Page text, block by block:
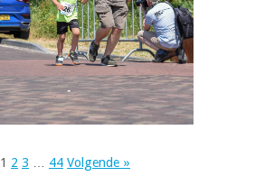
1 2 3 44 Volgende »